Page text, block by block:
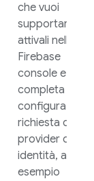
che vuoi
supportare,
attivali nella
Firebase
console e
completa la
configurazione
richiesta dal
provider di
identità, ad
esempio